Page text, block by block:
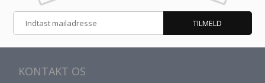
KONTAKT OS